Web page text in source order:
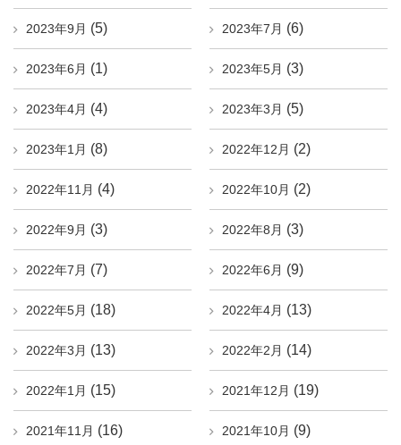
2023年9月 (5) 2023年7月 (6)
2023年6月 (1) 2023年5月 (3)
2023年4月 (4) 2023年3月 (5)
2023年1月 (8) 2022年12月 (2)
2022年11月 (4) 2022年10月 (2)
2022年9月 (3) 2022年8月 (3)
2022年7月 (7) 2022年6月 (9)
2022年5月 (18) 2022年4月 (13)
2022年3月 (13) 2022年2月 (14)
2022年1月 (15) 2021年12月 (19)
2021年11月 (16) 2021年10月 (9)